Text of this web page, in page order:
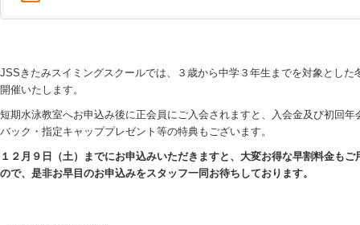
JSSきたみスイミングスクールでは、３歳から中学３年生までを対象とした
開催いたします。
短期水泳教室へお申込み後に正会員にご入会されますと、入会金及び初回年
バック・指定キャッププレゼント等の特典もございます。
１２月９日（土）までにお申込みいただきますと、大変お得な早割料金もご
ので、是非お早目のお申込みをスタッフ一同お待ちしております。